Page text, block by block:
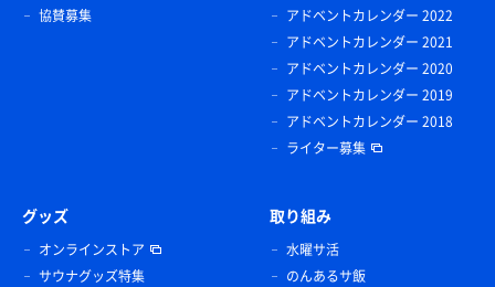
協賛募集
アドベントカレンダー 2022
アドベントカレンダー 2021
アドベントカレンダー 2020
アドベントカレンダー 2019
アドベントカレンダー 2018
ライター募集
グッズ
オンラインストア
サウナグッズ特集
取り組み
水曜サ活
のんあるサ飯